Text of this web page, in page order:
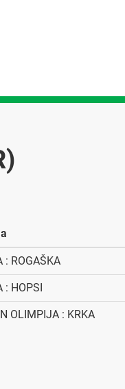
: ROGAŠKA
: HOPSI
OLIMPIJA : KRKA